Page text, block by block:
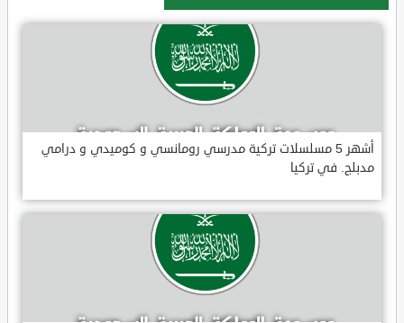
أشهر 5 مسلسلات تركية مدرسي رومانسي و كوميدي و درامي
مدبلج. في تركيا